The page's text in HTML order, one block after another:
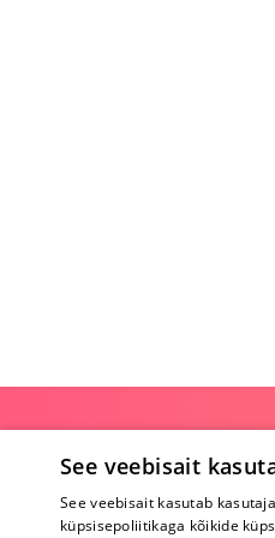
See veebisait
See veebisait kasutab
küpsisepoliitikaga kõikide